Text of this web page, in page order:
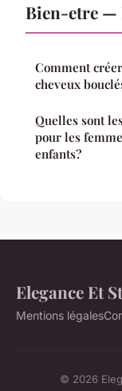
Bien-etre —
Comment
cheveux
Quelles sont
pour les
enfants?
Elegance Et
Mentions légales
© 2026